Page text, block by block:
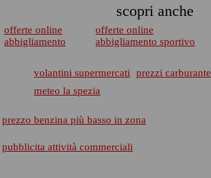
scopri anche
offerte online
abbigliamento
offerte online
abbigliamento sportivo
volantini supermercati prezzi carburante
meteo la spezia
prezzo benzina più basso in zona
pubblicita attività commerciali